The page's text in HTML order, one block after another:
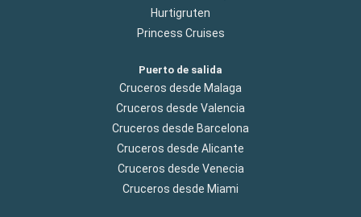
Hurtigruten
Princess Cruises
Puerto de salida
Cruceros desde Malaga
Cruceros desde Valencia
Cruceros desde Barcelona
Cruceros desde Alicante
Cruceros desde Venecia
Cruceros desde Miami